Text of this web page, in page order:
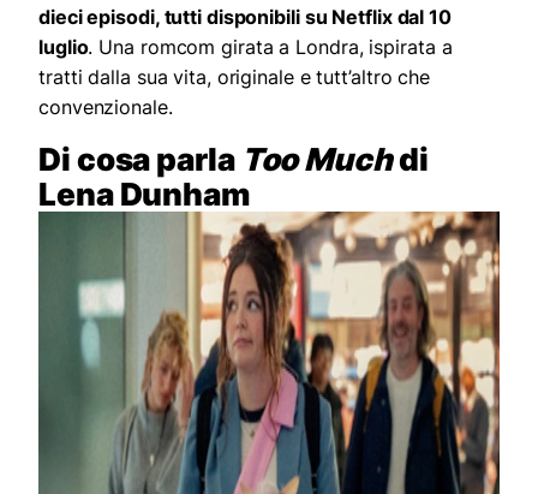
dieci episodi, tutti disponibili su Netflix dal 10
luglio. Una romcom girata a Londra, ispirata a
tratti dalla sua vita, originale e tutt’altro che
convenzionale.
Di cosa parla Too Muchdi
Lena Dunham